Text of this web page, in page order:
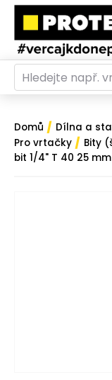
Domů / Dílna a
Pro vrtačky / Bity
bit 1/4" T 40 25 mm